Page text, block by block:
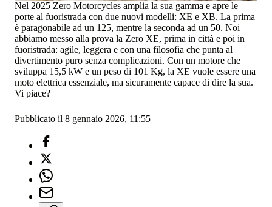
Nel 2025 Zero Motorcycles amplia la sua gamma e apre le
porte al fuoristrada con due nuovi modelli: XE e XB. La prima
è paragonabile ad un 125, mentre la seconda ad un 50. Noi
abbiamo messo alla prova la Zero XE, prima in città e poi in
fuoristrada: agile, leggera e con una filosofia che punta al
divertimento puro senza complicazioni. Con un motore che
sviluppa 15,5 kW e un peso di 101 Kg, la XE vuole essere una
moto elettrica essenziale, ma sicuramente capace di dire la sua.
Vi piace?
Pubblicato il 8 gennaio 2026, 11:55